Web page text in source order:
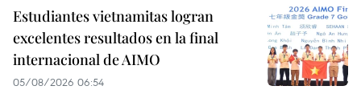
Estudiantes vietnamitas logran
excelentes resultados en la final
internacional de AIMO
05/08/2026 06:54